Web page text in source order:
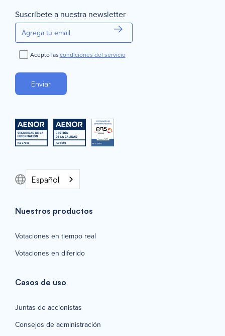
Suscríbete a nuestra newsletter
Acepto lascondiciones del servicio
Español
Nuestros productos
Votaciones en tiempo real
Votaciones en diferido
Casos de uso
Juntas de accionistas
Consejos de administración